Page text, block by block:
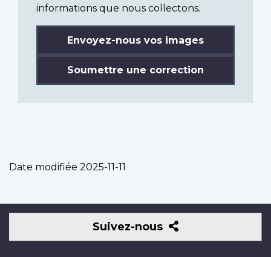
informations que nous collectons.
Envoyez-nous vos images
Soumettre une correction
Date modifiée 2025-11-11
Suivez-nous
Suivez-
nous